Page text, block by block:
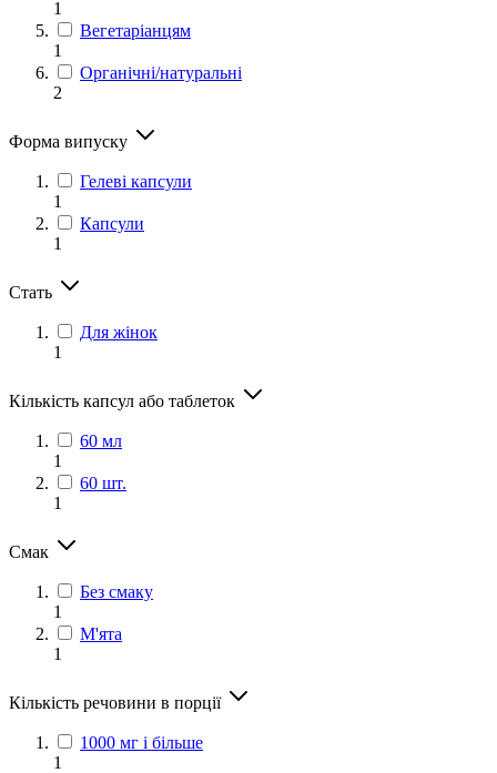
1
Вегетаріанцям
1
Органічні/натуральні
2
Форма випуску
Гелеві капсули
1
Капсули
1
Стать
Для жінок
1
Кількість капсул або таблеток
60 мл
1
60 шт.
1
Смак
Без смаку
1
М'ята
1
Кількість речовини в порції
1000 мг і більше
1